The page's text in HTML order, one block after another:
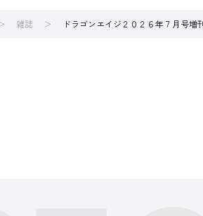
雑誌 ドラゴンエイジ２０２６年７月号